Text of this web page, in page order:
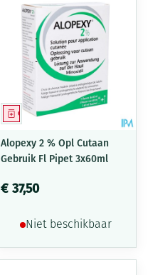
Geneesmiddel
Alopexy 2 % Opl Cutaan
Gebruik Fl Pipet 3x60ml
€ 37,50
Niet beschikbaar